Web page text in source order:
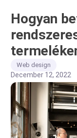
Hogyan
Web design
December 12, 2022